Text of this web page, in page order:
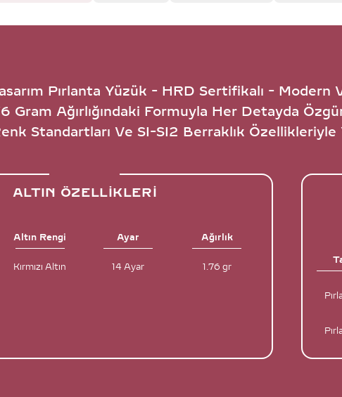
Pırlanta Yüzük - HRD Sertifikalı - Modern
Gram Ağırlığındaki Formuyla Her Detayda
Standartları Ve SI-SI2 Berraklık
ALTIN ÖZELLIKLERI
Altın Rengi Ayar Ağırlık
Kırmızı Altın 14 Ayar 1.76 gr